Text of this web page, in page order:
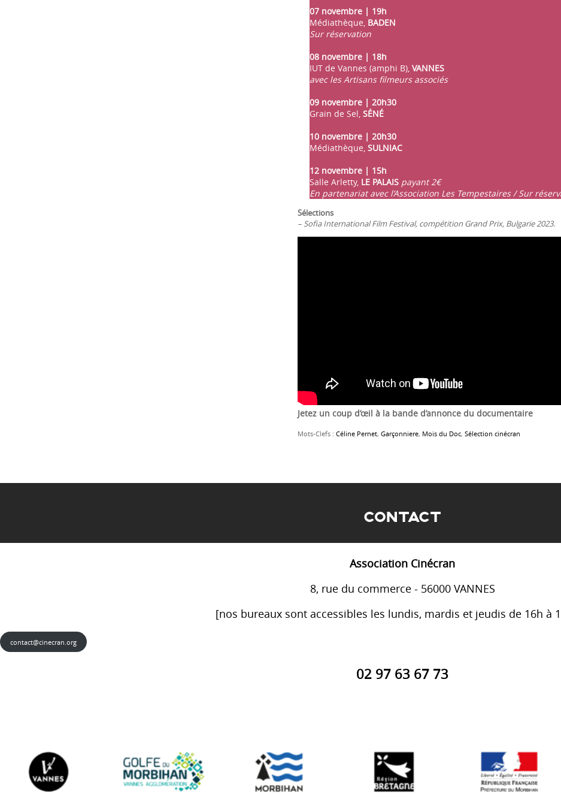
07 novembre | 19h
Médiathèque, BADEN
Sur réservation
08 novembre | 18h
IUT de Vannes (amphi B), VANNES
avec les Artisans filmeurs associés
09 novembre | 20h30
Grain de Sel, SÉNÉ
10 novembre | 20h30
Médiathèque, SULNIAC
12 novembre | 15h
Salle Arletty, LE PALAIS payant 2€
En partenariat avec l’Association Les Tempestaires / Sur
Sélections
– Sofia International Film Festival, compétition Grand Prix, Bulgarie 2023.
Jetez un coup d’œil à la bande d’annonce du documentaire
Mots-Clefs : Céline Pernet, Garçonniere, Mois du Doc, Sélection cinécran
CONTACT
Association Cinécran
8, rue du commerce - 56000 VANNES
[nos bureaux sont accessibles les lundis, mardis et jeudis de 16h à
contact@cinecran.org
02 97 63 67 73